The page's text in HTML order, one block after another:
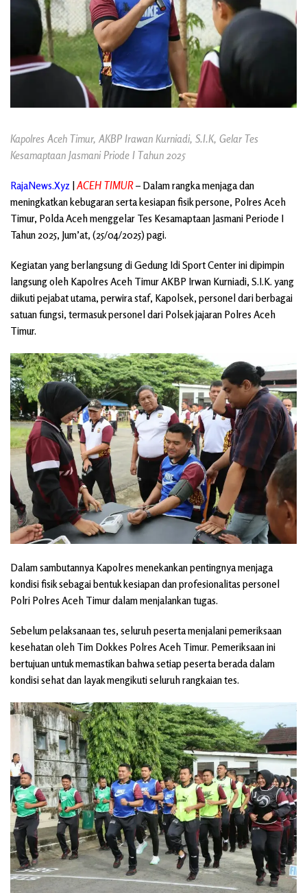
Kapolres Aceh Timur, AKBP Irawan Kurniadi, S.I.K, Gelar Tes
Kesamaptaan Jasmani Priode I Tahun 2025
RajaNews.Xyz ACEH TIMUR– Dalam rangka menjaga dan
meningkatkan kebugaran serta kesiapan fisik persone, Polres Aceh
Timur, Polda Aceh menggelar Tes Kesamaptaan Jasmani Periode I
Tahun 2025, Jum’at, (25/04/2025) pagi.
Kegiatan yang berlangsung di Gedung Idi Sport Center ini dipimpin
langsung oleh Kapolres Aceh Timur AKBP Irwan Kurniadi, S.I.K. yang
diikuti pejabat utama, perwira staf, Kapolsek, personel dari berbagai
satuan fungsi, termasuk personel dari Polsek jajaran Polres Aceh
Timur.
Dalam sambutannya Kapolres menekankan pentingnya menjaga
kondisi fisik sebagai bentuk kesiapan dan profesionalitas personel
Polri Polres Aceh Timur dalam menjalankan tugas.
Sebelum pelaksanaan tes, seluruh peserta menjalani pemeriksaan
kesehatan oleh Tim Dokkes Polres Aceh Timur. Pemeriksaan ini
bertujuan untuk memastikan bahwa setiap peserta berada dalam
kondisi sehat dan layak mengikuti seluruh rangkaian tes.